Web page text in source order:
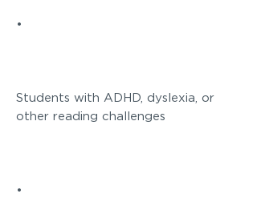
•
Students with ADHD, dyslexia, or
other reading challenges
•